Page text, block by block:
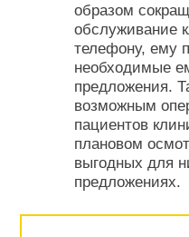
образом
обслуживание
телефону, ему
необходимые
предложения.
возможным
пациентов
плановом
выгодных для
предложениях.